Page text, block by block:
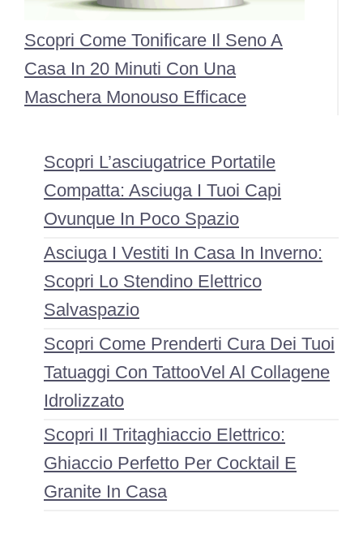
Scopri Come Tonificare Il Seno A
Casa In 20 Minuti Con Una
Maschera Monouso Efficace
Scopri L’asciugatrice Portatile
Compatta: Asciuga I Tuoi Capi
Ovunque In Poco Spazio
Asciuga I Vestiti In Casa In Inverno:
Scopri Lo Stendino Elettrico
Salvaspazio
Scopri Come Prenderti Cura Dei Tuoi
Tatuaggi Con TattooVel Al Collagene
Idrolizzato
Scopri Il Tritaghiaccio Elettrico:
Ghiaccio Perfetto Per Cocktail E
Granite In Casa